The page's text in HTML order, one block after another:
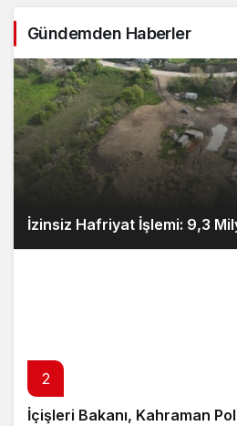
Gündemden Haberler
İzinsiz Hafriyat İşlemi: 9,3
2
İçişleri Bakanı, Kahraman